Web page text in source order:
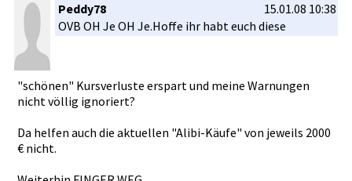
Peddy78
15.01.08 10:38
OVB OH Je OH Je.Hoffe ihr habt euch diese
"schönen" Kursverlus­te erspart und meine Warnungen
nicht völlig ignoriert?­
Da helfen auch die aktuellen "Alibi-Käu­fe" von jeweils 2000
€ nicht.